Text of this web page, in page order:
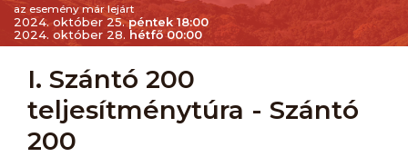
az esemény már lejárt
2024. október 25. péntek 18:00
2024. október 28. hétfő 00:00
I. Szántó 200
teljesítménytúra - Szántó
200